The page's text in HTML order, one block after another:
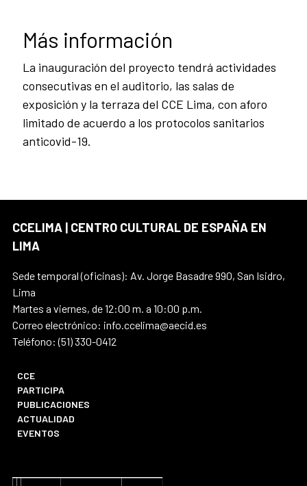
Más información
La inauguración del proyecto tendrá actividades
consecutivas en el auditorio, las salas de
exposición y la terraza del CCE Lima, con aforo
limitado de acuerdo a los protocolos sanitarios
anticovid-19.
CCELIMA | CENTRO CULTURAL DE ESPAÑA EN
LIMA
Sede temporal (oficinas): Av. Jorge Basadre 990, San Isidro,
Lima
Martes a viernes, de 12:00 m. a 10:00 p.m.
Correo electrónico: info.ccelima@aecid.es
Teléfono: (51) 330-0412
CCE
PARTICIPA
PUBLICACIONES
ACTUALIDAD
EVENTOS